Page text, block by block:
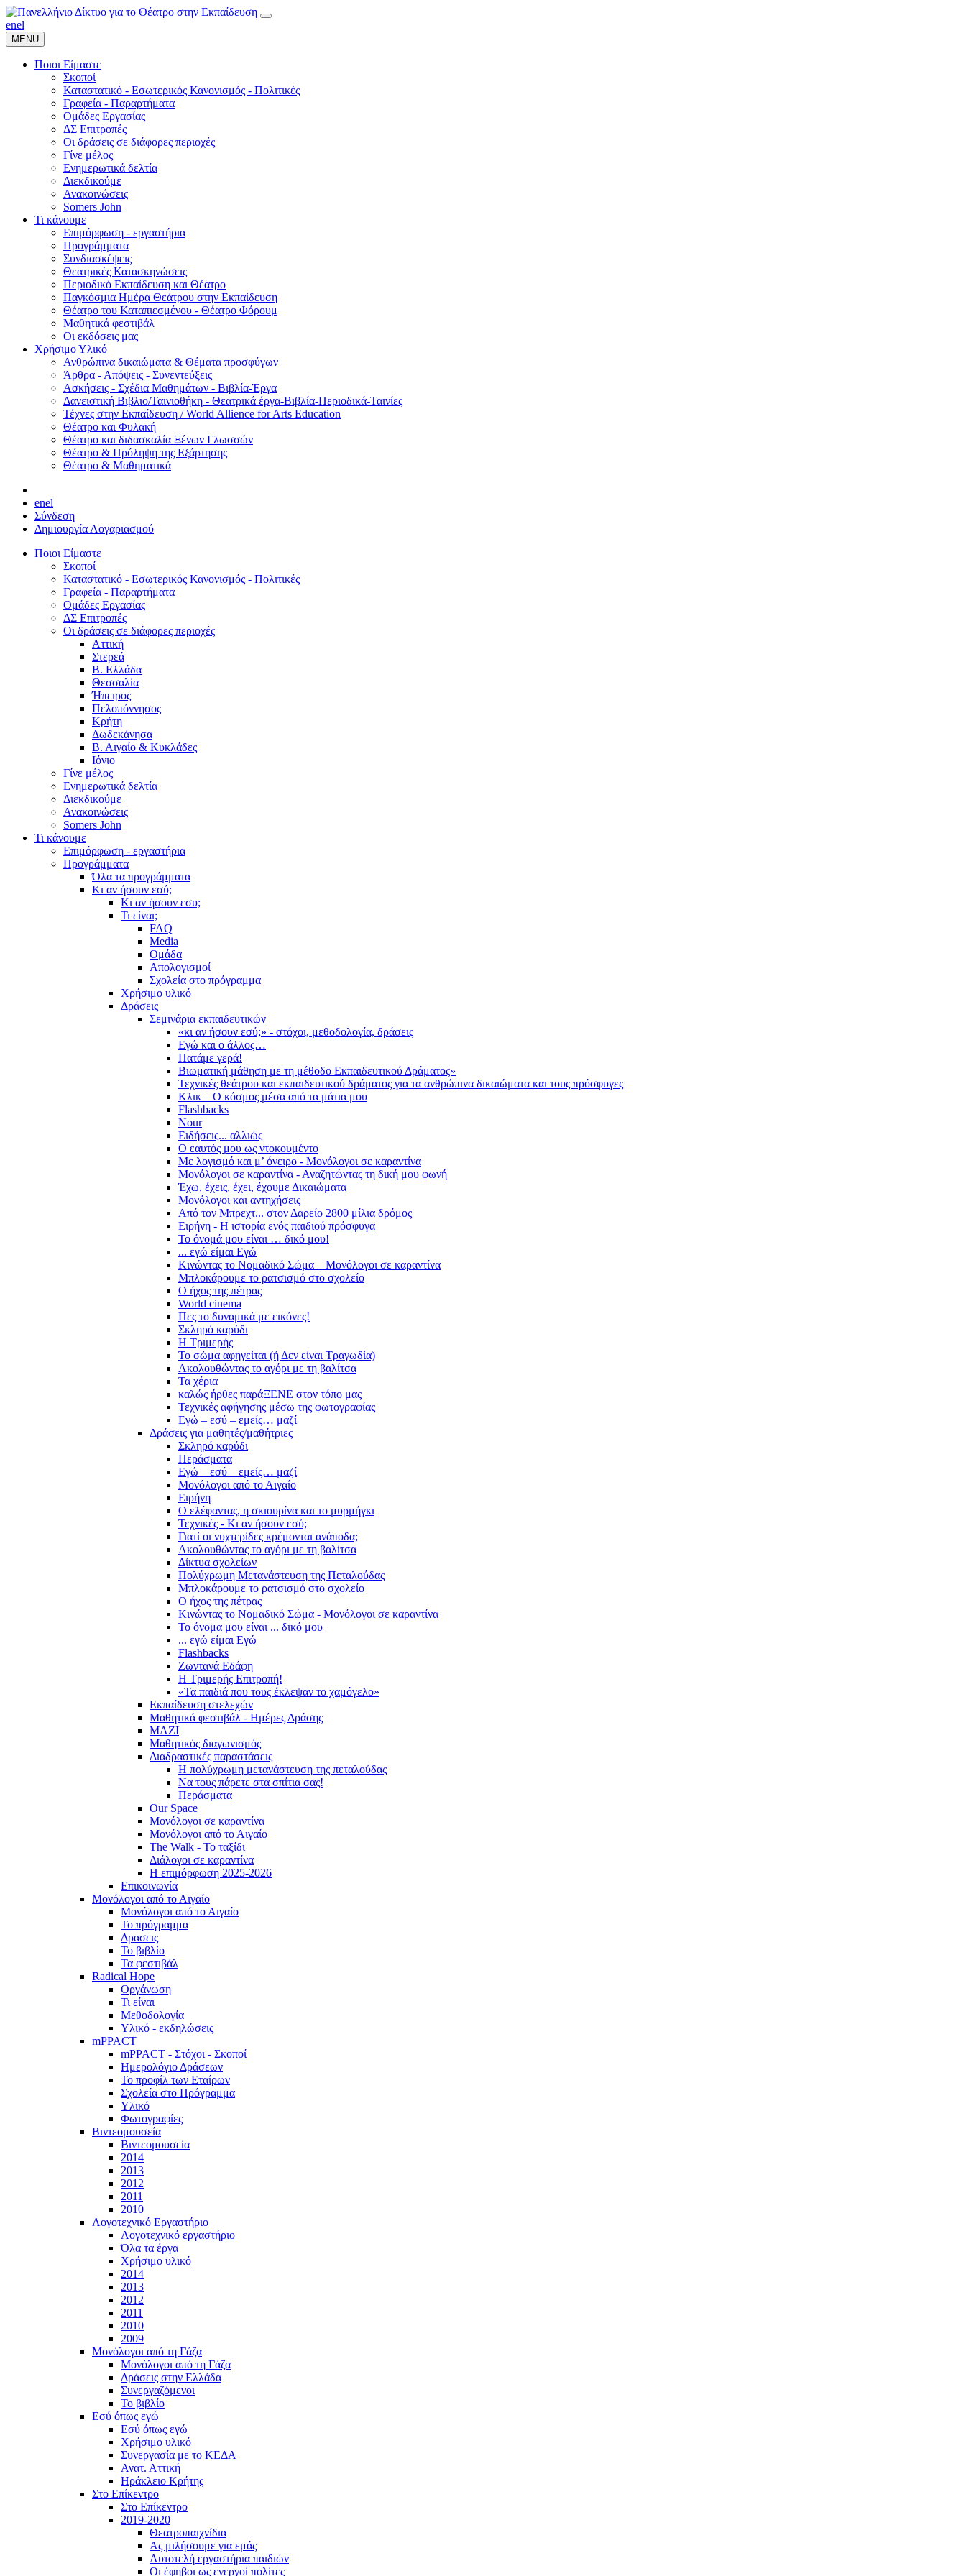
enel
MENU
Ποιοι Είμαστε
Σκοποί
Καταστατικό - Εσωτερικός Κανονισμός - Πολιτικές
Γραφεία - Παραρτήματα
Ομάδες Εργασίας
ΔΣ Επιτροπές
Οι δράσεις σε διάφορες περιοχές
Γίνε μέλος
Ενημερωτικά δελτία
Διεκδικούμε
Ανακοινώσεις
Somers John
Τι κάνουμε
Επιμόρφωση - εργαστήρια
Προγράμματα
Συνδιασκέψεις
Θεατρικές Κατασκηνώσεις
Περιοδικό Εκπαίδευση και Θέατρο
Παγκόσμια Ημέρα Θεάτρου στην Εκπαίδευση
Θέατρο του Καταπιεσμένου - Θέατρο Φόρουμ
Μαθητικά φεστιβάλ
Οι εκδόσεις μας
Χρήσιμο Υλικό
Ανθρώπινα δικαιώματα & Θέματα προσφύγων
Άρθρα - Απόψεις - Συνεντεύξεις
Ασκήσεις - Σχέδια Μαθημάτων - Βιβλία-Έργα
Δανειστική Βιβλιο/Ταινιοθήκη - Θεατρικά έργα-Βιβλία-Περιοδικά-Ταινίες
Τέχνες στην Εκπαίδευση / World Allience for Arts Education
Θέατρο και Φυλακή
Θέατρο και διδασκαλία Ξένων Γλωσσών
Θέατρο & Πρόληψη της Εξάρτησης
Θέατρο & Μαθηματικά
enel
Σύνδεση
Δημιουργία Λογαριασμού
Ποιοι Είμαστε
Σκοποί
Καταστατικό - Εσωτερικός Κανονισμός - Πολιτικές
Γραφεία - Παραρτήματα
Ομάδες Εργασίας
ΔΣ Επιτροπές
Οι δράσεις σε διάφορες περιοχές
Αττική
Στερεά
Β. Ελλάδα
Θεσσαλία
Ήπειρος
Πελοπόννησος
Κρήτη
Δωδεκάνησα
Β. Αιγαίο & Κυκλάδες
Ιόνιο
Γίνε μέλος
Ενημερωτικά δελτία
Διεκδικούμε
Ανακοινώσεις
Somers John
Τι κάνουμε
Επιμόρφωση - εργαστήρια
Προγράμματα
Όλα τα προγράμματα
Κι αν ήσουν εσύ;
Κι αν ήσουν εσυ;
Τι είναι;
FAQ
Media
Ομάδα
Απολογισμοί
Σχολεία στο πρόγραμμα
Χρήσιμο υλικό
Δράσεις
Σεμινάρια εκπαιδευτικών
«κι αν ήσουν εσύ;» - στόχοι, μεθοδολογία, δράσεις
Εγώ και ο άλλος…
Πατάμε γερά!
Βιωματική μάθηση με τη μέθοδο Εκπαιδευτικού Δράματος»
Τεχνικές θεάτρου και εκπαιδευτικού δράματος για τα ανθρώπινα δικαιώματα και τους πρόσφυγες
Κλικ – Ο κόσμος μέσα από τα μάτια μου
Flashbacks
Nour
Ειδήσεις... αλλιώς
Ο εαυτός μου ως ντοκουμέντο
Με λογισμό και μ’ όνειρο - Μονόλογοι σε καραντίνα
Μονόλογοι σε καραντίνα - Αναζητώντας τη δική μου φωνή
Έχω, έχεις, έχει, έχουμε Δικαιώματα
Μονόλογοι και αντηχήσεις
Από τον Μπρεχτ... στον Δαρείο 2800 μίλια δρόμος
Ειρήνη - Η ιστορία ενός παιδιού πρόσφυγα
Το όνομά μου είναι … δικό μου!
... εγώ είμαι Εγώ
Κινώντας το Νομαδικό Σώμα – Μονόλογοι σε καραντίνα
Μπλοκάρουμε το ρατσισμό στο σχολείο
Ο ήχος της πέτρας
World cinema
Πες το δυναμικά με εικόνες!
Σκληρό καρύδι
Η Τριμερής
Το σώμα αφηγείται (ή Δεν είναι Τραγωδία)
Ακολουθώντας το αγόρι με τη βαλίτσα
Τα χέρια
καλώς ήρθες παράΞΕΝΕ στον τόπο μας
Τεχνικές αφήγησης μέσω της φωτογραφίας
Εγώ – εσύ – εμείς… μαζί
Δράσεις για μαθητές/μαθήτριες
Σκληρό καρύδι
Περάσματα
Εγώ – εσύ – εμείς… μαζί
Μονόλογοι από το Αιγαίο
Ειρήνη
Ο ελέφαντας, η σκιουρίνα και το μυρμήγκι
Τεχνικές - Κι αν ήσουν εσύ;
Γιατί οι νυχτερίδες κρέμονται ανάποδα;
Ακολουθώντας το αγόρι με τη βαλίτσα
Δίκτυα σχολείων
Πολύχρωμη Μετανάστευση της Πεταλούδας
Μπλοκάρουμε το ρατσισμό στο σχολείο
Ο ήχος της πέτρας
Κινώντας το Νομαδικό Σώμα - Μονόλογοι σε καραντίνα
Το όνομα μου είναι ... δικό μου
... εγώ είμαι Εγώ
Flashbacks
Ζωντανά Εδάφη
Η Τριμερής Επιτροπή!
«Τα παιδιά που τους έκλεψαν το χαμόγελο»
Εκπαίδευση στελεχών
Μαθητικά φεστιβάλ - Ημέρες Δράσης
ΜΑΖΙ
Μαθητικός διαγωνισμός
Διαδραστικές παραστάσεις
Η πολύχρωμη μετανάστευση της πεταλούδας
Να τους πάρετε στα σπίτια σας!
Περάσματα
Our Space
Μονόλογοι σε καραντίνα
Μονόλογοι από το Αιγαίο
The Walk - Το ταξίδι
Διάλογοι σε καραντίνα
Η επιμόρφωση 2025-2026
Επικοινωνία
Μονόλογοι από το Αιγαίο
Μονόλογοι από το Αιγαίο
Το πρόγραμμα
Δρασεις
Το βιβλίο
Τα φεστιβάλ
Radical Hope
Οργάνωση
Τι είναι
Μεθοδολογία
Υλικό - εκδηλώσεις
mPPACT
mPPACT - Στόχοι - Σκοποί
Ημερολόγιο Δράσεων
Το προφίλ των Εταίρων
Σχολεία στο Πρόγραμμα
Υλικό
Φωτογραφίες
Βιντεομουσεία
Βιντεομουσεία
2014
2013
2012
2011
2010
Λογοτεχνικό Εργαστήριο
Λογοτεχνικό εργαστήριο
Όλα τα έργα
Χρήσιμο υλικό
2014
2013
2012
2011
2010
2009
Μονόλογοι από τη Γάζα
Μονόλογοι από τη Γάζα
Δράσεις στην Ελλάδα
Συνεργαζόμενοι
To βιβλίο
Εσύ όπως εγώ
Εσύ όπως εγώ
Χρήσιμο υλικό
Συνεργασία με το ΚΕΔΑ
Ανατ. Αττική
Ηράκλειο Κρήτης
Στο Επίκεντρο
Στο Επίκεντρο
2019-2020
Θεατροπαιχνίδια
Ας μιλήσουμε για εμάς
Αυτοτελή εργαστήρια παιδιών
Οι έφηβοι ως ενεργοί πολίτες